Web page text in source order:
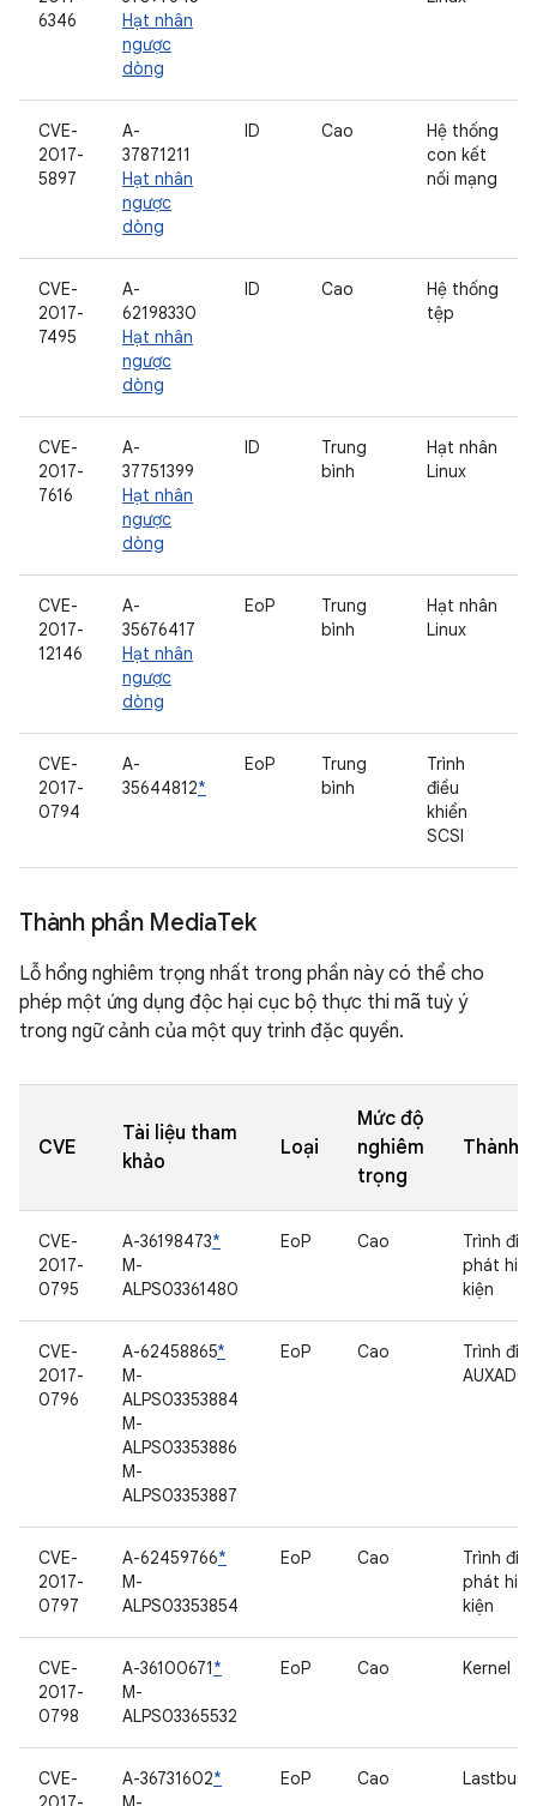
6346
Hạt nhân
ngược
dòng
CVE-
2017-
5897
A-
37871211
Hạt nhân
ngược
dòng
ID Cao
Hệ thống
con kết
nối mạng
CVE-
2017-
7495
A-
62198330
Hạt nhân
ngược
dòng
ID Cao
Hệ thống
tệp
CVE-
2017-
7616
A-
37751399
Hạt nhân
ngược
dòng
ID
Trung
bình
Hạt nhân
Linux
CVE-
2017-
12146
A-
35676417
Hạt nhân
ngược
dòng
EoP
Trung
bình
Hạt nhân
Linux
CVE-
2017-
0794
A-
35644812*
EoP
Trung
bình
Trình
điều
khiển
SCSI
Thành phần MediaTek
Lỗ hổng nghiêm trọng nhất trong phần này có thể cho
phép một ứng dụng độc hại cục bộ thực thi mã tuỳ ý
trong ngữ cảnh của một quy trình đặc quyền.
CVE
Tài liệu tham
khảo
Loại
Mức độ
nghiêm
trọng
Thành
CVE-
2017-
0795
A-36198473*
M-
ALPS03361480
EoP Cao
Trình
phát
kiện
CVE-
2017-
0796
A-62458865*
M-
ALPS03353884
M-
ALPS03353886
M-
ALPS03353887
EoP Cao
Trình
AUXADC
CVE-
2017-
0797
A-62459766*
M-
ALPS03353854
EoP Cao
Trình
phát
kiện
CVE-
2017-
0798
A-36100671*
M-
ALPS03365532
EoP Cao Kernel
CVE-
A-36731602*
EoP Cao Lastbus